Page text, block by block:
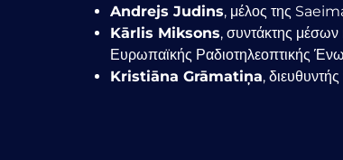
Andrejs Judins, μέλος της
Kārlis Miksons, συντάκτης μέσων
Ευρωπαϊκής Ραδιοτηλεοπτικής
Kristiāna Grāmatiņa,